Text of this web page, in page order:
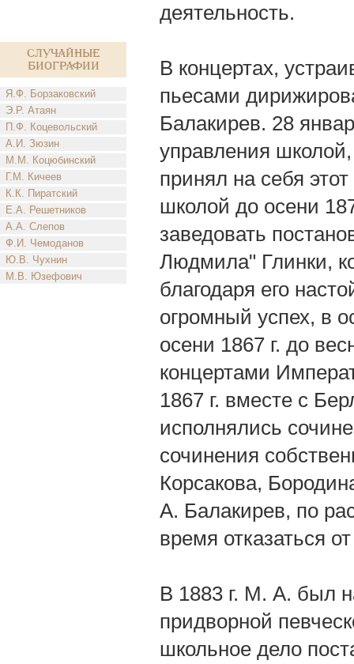
Случайные
биографии
Я.Ф. Борзаковский
Э.Р. Атаян
П.Ф. Коцевольский
А.И. Зюзин
М.М. Коцюбинский
Г.М. Кичеев
К.К. Пиратский
Е.А. Решетников
А.А. Слепов
Ф.И. Чемоданов
Ю.В. Чухнин
М.В. Юзефович
деятельность.
В концертах,
пьесами
Балакирев. 28
управления
принял на себя
школой до осени
заведовать
Людмила" Глинки,
благодаря его
огромный успех, в
осени 1867 г. до
концертами
1867 г. вместе с
исполнялись
сочинения
Корсакова,
А. Балакирев, по
время отказаться
В 1883 г. М. А. был
придворной
школьное дело